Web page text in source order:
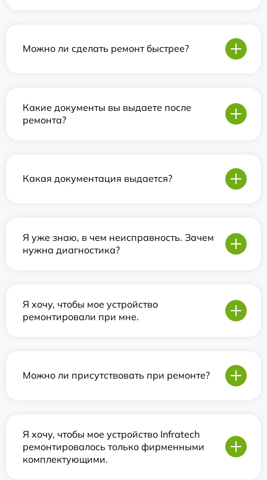
Можно ли сделать ремонт быстрее?
Какие документы вы выдаете после
ремонта?
Какая документация выдается?
Я уже знаю, в чем неисправность. Зачем
нужна диагностика?
Я хочу, чтобы мое устройство
ремонтировали при мне.
Можно ли присутствовать при ремонте?
Я хочу, чтобы мое устройство Infratech
ремонтировалось только фирменными
комплектующими.